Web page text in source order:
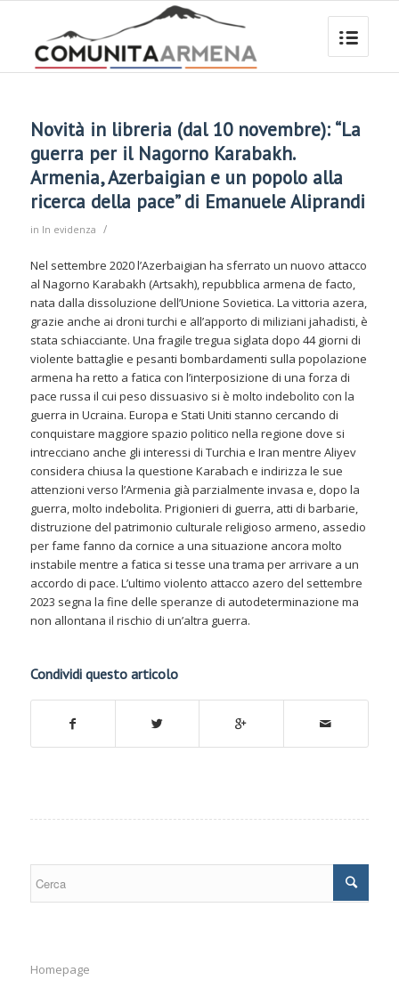
Novità in libreria (dal 10 novembre): “La
guerra per il Nagorno Karabakh.
Armenia, Azerbaigian e un popolo alla
ricerca della pace” di Emanuele Aliprandi
in In evidenza /
Nel settembre 2020 l’Azerbaigian ha sferrato un nuovo attacco
al Nagorno Karabakh (Artsakh), repubblica armena de facto,
nata dalla dissoluzione dell’Unione Sovietica. La vittoria azera,
grazie anche ai droni turchi e all’apporto di miliziani jahadisti, è
stata schiacciante. Una fragile tregua siglata dopo 44 giorni di
violente battaglie e pesanti bombardamenti sulla popolazione
armena ha retto a fatica con l’interposizione di una forza di
pace russa il cui peso dissuasivo si è molto indebolito con la
guerra in Ucraina. Europa e Stati Uniti stanno cercando di
conquistare maggiore spazio politico nella regione dove si
intrecciano anche gli interessi di Turchia e Iran mentre Aliyev
considera chiusa la questione Karabach e indirizza le sue
attenzioni verso l’Armenia già parzialmente invasa e, dopo la
guerra, molto indebolita. Prigionieri di guerra, atti di barbarie,
distruzione del patrimonio culturale religioso armeno, assedio
per fame fanno da cornice a una situazione ancora molto
instabile mentre a fatica si tesse una trama per arrivare a un
accordo di pace. L’ultimo violento attacco azero del settembre
2023 segna la fine delle speranze di autodeterminazione ma
non allontana il rischio di un’altra guerra.
Condividi questo articolo
Homepage